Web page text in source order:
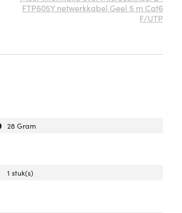
FTP605Y netwerkkabel Geel 5 m Cat6
F/UTP
Uitleg over 'Gewicht'
Verberg uitleg over 'Gewicht'
28 Gram
1 stuk(s)